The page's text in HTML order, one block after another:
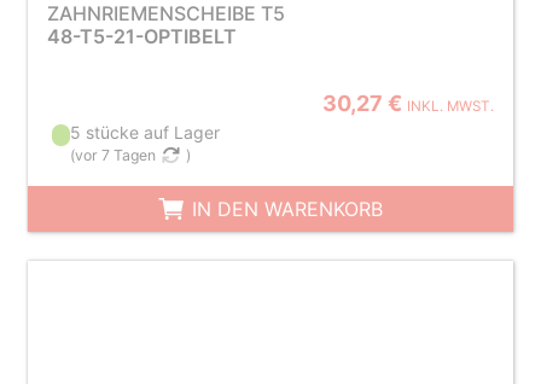
ZAHNRIEMENSCHEIBE T5
48-T5-21-OPTIBELT
30,27 € INKL. MWST.
5 stücke auf Lager
(vor 7 Tagen )
IN DEN WARENKORB